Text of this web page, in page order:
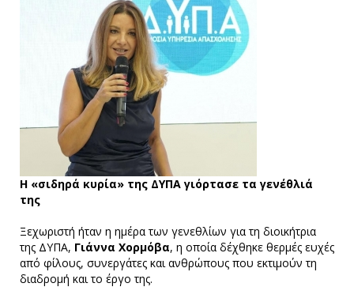
Η «σιδηρά κυρία» της ΔΥΠΑ γιόρτασε τα γενέθλιά
της
Ξεχωριστή ήταν η ημέρα των γενεθλίων για τη διοικήτρια
της ΔΥΠΑ, Γιάννα Χορμόβα, η οποία δέχθηκε θερμές ευχές
από φίλους, συνεργάτες και ανθρώπους που εκτιμούν τη
διαδρομή και το έργο της.